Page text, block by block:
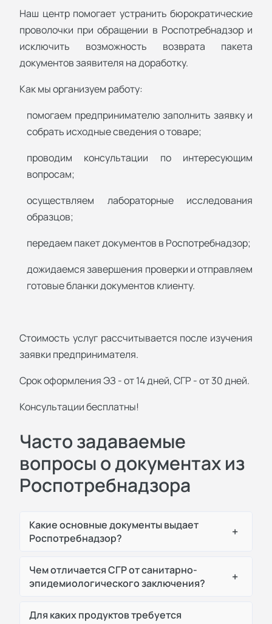
Наш центр помогает устранить бюрократические
проволочки при обращении в Роспотребнадзор и
исключить возможность возврата пакета
документов заявителя на доработку.
Как мы организуем работу:
помогаем предпринимателю заполнить заявку и
собрать исходные сведения о товаре;
проводим консультации по интересующим
вопросам;
осуществляем лабораторные исследования
образцов;
передаем пакет документов в Роспотребнадзор;
дожидаемся завершения проверки и отправляем
готовые бланки документов клиенту.
Стоимость услуг рассчитывается после изучения
заявки предпринимателя.
Срок оформления ЭЗ - от 14 дней, СГР - от 30 дней.
Консультации бесплатны!
Часто задаваемые
вопросы о документах из
Роспотребнадзора
Какие основные документы выдает
Роспотребнадзор?
+
Чем отличается СГР от санитарно-
эпидемиологического заключения?
+
Для каких продуктов требуется